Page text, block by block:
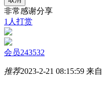
非常感谢分享
1人打赏
会员243532
推荐2023-2-21 08:15:59 来自